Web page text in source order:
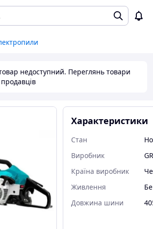
недоступний. Переглянь товари
Характеристики
Стан
Виробник
Країна виробник
Живлення
Довжина шини